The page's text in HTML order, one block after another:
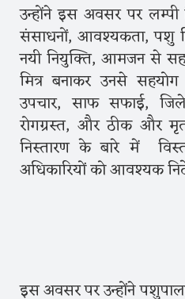
उन्होंने इस अवसर पर
संसाधनों, आवश्यकता, पशु
नयी नियुक्ति, आमजन से
मित्र बनाकर उनसे
उपचार, साफ सफाई,
रोगग्रस्त, और ठीक और
निस्तारण के बारे में
अधिकारियों को आवश्यक
इस अवसर पर उन्होंने